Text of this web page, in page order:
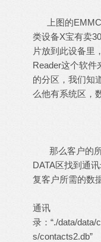
上图的EMMC
类设备X宝有卖
片放到此设备里
Reader这个软件
的分区，我们知
么他有系统区，
那么客户的所
DATA区找到通
复客户所需的数
通讯
录：“./data/
s/contacts2.db”